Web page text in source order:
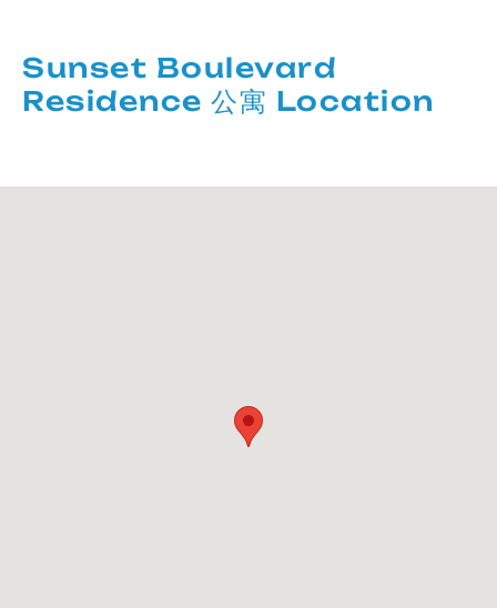
Sunset Boulevard
Residence 公寓 Location